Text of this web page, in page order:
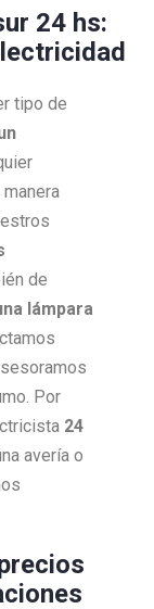
24 hs:
tipo de
de
lámpara
Por
24
avería o